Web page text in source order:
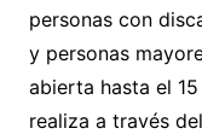
personas con
y personas
abierta hasta el
realiza a través